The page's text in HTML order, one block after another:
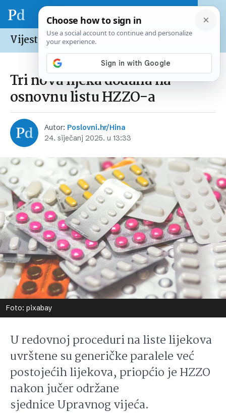
Vijesti /Hrvatska
Tri nova lijeka dodana na
osnovnu listu HZZO-a
Autor: Poslovni.hr/Hina
24. siječanj 2025. u 13:33
Foto: pixabay
U redovnoj proceduri na liste lijekova
uvrštene su generičke paralele već
postojećih lijekova, priopćio je HZZO
nakon jučer održane
sjednice Upravnog vijeća.